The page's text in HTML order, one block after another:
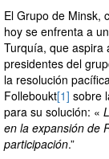
El Grupo de Minsk,
hoy se enfrenta a
Turquía, que aspira
presidentes del
la resolución
Folleboukt[1] sobre
para su solución: «
en la expansión de
participación.”